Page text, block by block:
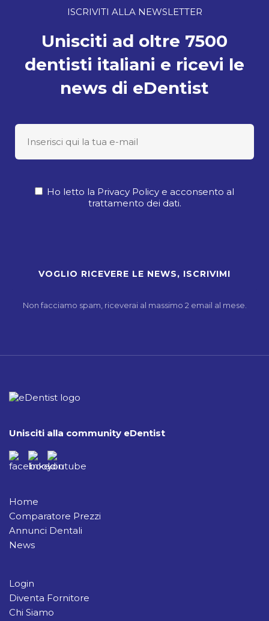
ISCRIVITI ALLA NEWSLETTER
Unisciti ad oltre 7500
dentisti italiani e ricevi le
news di eDentist
Ho letto la Privacy Policy e acconsento al
trattamento dei dati.
Non facciamo spam, riceverai al massimo 2 email al mese.
Unisciti alla community eDentist
Home
Comparatore Prezzi
Annunci Dentali
News
Login
Diventa Fornitore
Chi Siamo